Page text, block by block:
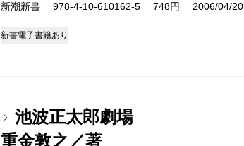
新潮新書 978-4-10-610162-5 748円 2006/04/20
新書電子書籍あり
池波正太郎劇場
重金敦之／著